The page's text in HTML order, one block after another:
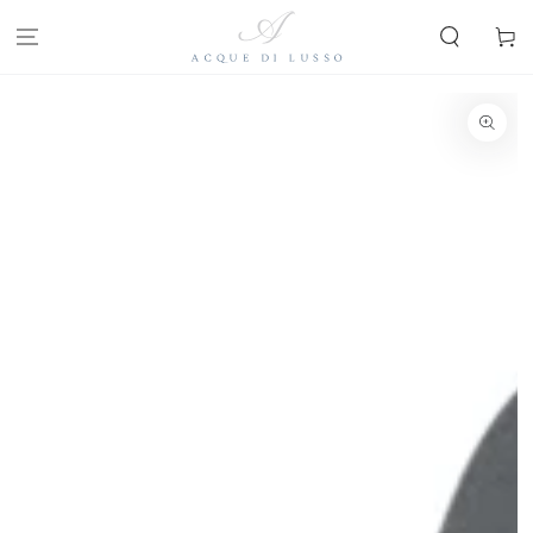
CONTENUTO
Carello